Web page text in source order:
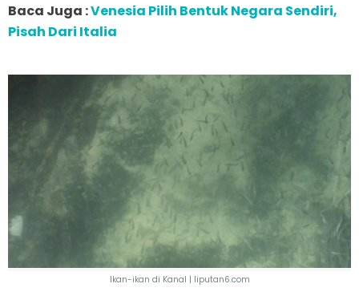
Baca Juga :Venesia Pilih Bentuk Negara Sendiri,
Pisah Dari Italia
Ikan-ikan di Kanal | liputan6.com